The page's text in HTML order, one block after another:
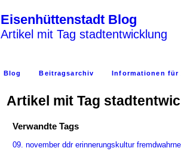
Eisenhüttenstadt Blog
Artikel mit Tag stadtentwicklung
Blog Beitragsarchiv Informationen für
Artikel mit Tag
Verwandte Tags
09. november ddr erinnerungskultur